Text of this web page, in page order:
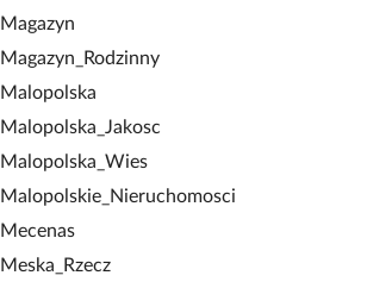
Magazyn
Magazyn_Rodzinny
Malopolska
Malopolska_Jakosc
Malopolska_Wies
Malopolskie_Nieruchomosci
Mecenas
Meska_Rzecz